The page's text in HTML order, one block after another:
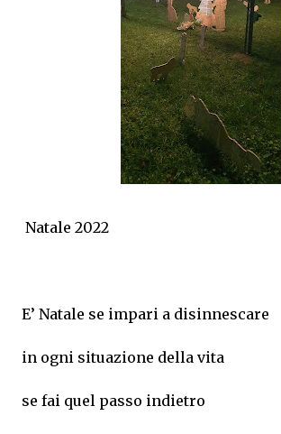
Natale 2022
E’ Natale se impari a disinnescare
in ogni situazione della vita
se fai quel passo indietro